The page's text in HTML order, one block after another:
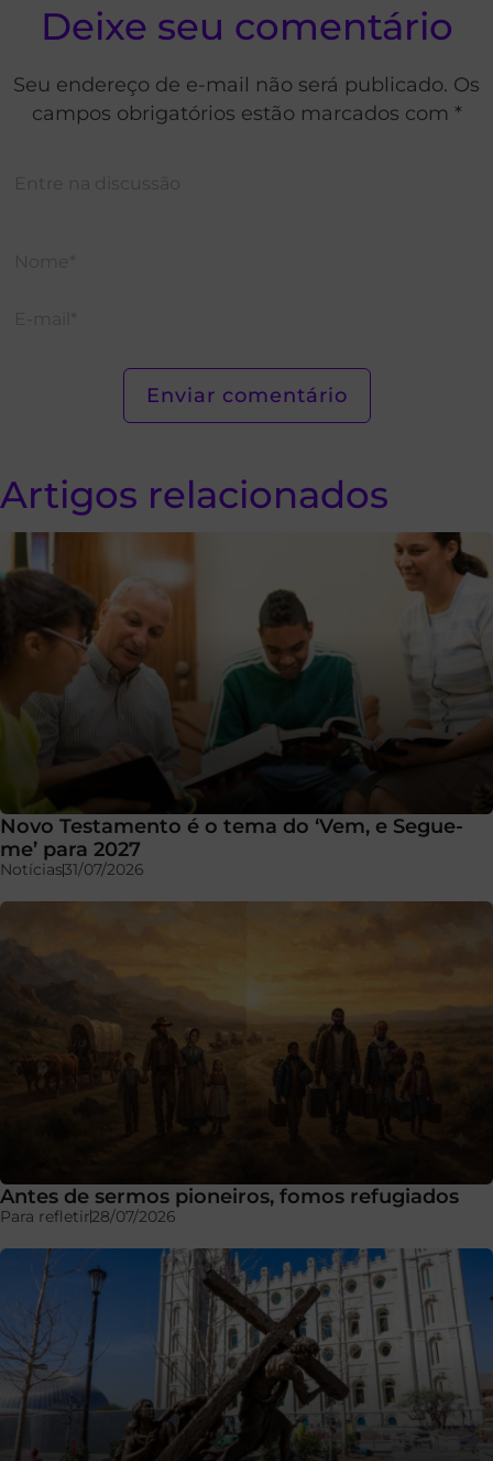
Deixe seu comentário
Seu endereço de e-mail não será publicado. Os
campos obrigatórios estão marcados com *
Artigos relacionados
Novo Testamento é o tema do ‘Vem, e Segue-
me’ para 2027
Notícias31/07/2026
Antes de sermos pioneiros, fomos refugiados
Para refletir28/07/2026